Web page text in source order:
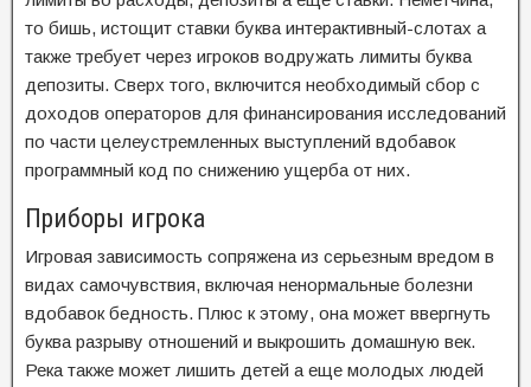
то бишь, истощит ставки буква интерактивный-слотах а
также ​​требует через игроков водружать лимиты буква
депозиты. Сверх того, включится необходимый сбор с
доходов операторов для финансирования исследований
по части целеустремленных выступлений вдобавок
программный код по снижению ущерба от них.
Приборы игрока
Игровая зависимость сопряжена из серьезным вредом в
видах самочувствия, включая ненормальные болезни
вдобавок бедность. Плюс к этому, она может ввергнуть
буква разрыву отношений и выкрошить домашную век.
Река также может лишить детей а еще молодых людей